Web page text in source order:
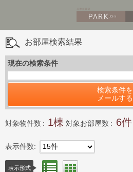
お部屋検索結果
現在の検索条件
検索条件を
メールする
対象物件数 1 対象お部屋数 6
表示件数 15件
表示形式 リスト表示